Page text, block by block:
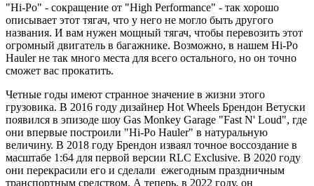
"Hi-Po" - сокращение от "High Performance" - так хорошо
описывает этот тягач, что у него не могло быть другого
названия. И вам нужен мощный тягач, чтобы перевозить этот
огромный двигатель в багажнике. Возможно, в нашем Hi-Po
Hauler не так много места для всего остального, но он точно
сможет вас прокатить.
Четные годы имеют странное значение в жизни этого
грузовика. В 2016 году дизайнер Hot Wheels Брендон Ветуски
появился в эпизоде шоу Gas Monkey Garage "Fast N' Loud", где
они впервые построили "Hi-Po Hauler" в натуральную
величину. В 2018 году Брендон изваял точное воссоздание в
масштабе 1:64 для первой версии RLC Exclusive. В 2020 году
они перекрасили его и сделали ежегодным праздничным
транспортным средством. А теперь, в 2022 году, он